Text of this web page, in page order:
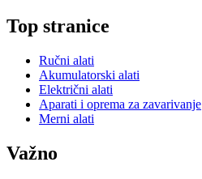
Top stranice
Ručni alati
Akumulatorski alati
Električni alati
Aparati i oprema za zavarivanje
Merni alati
Važno